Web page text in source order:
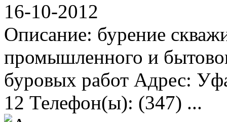
16-10-2012
Описание: бурение
промышленного и
буровых работ Адрес:
12 Телефон(ы): (347) ...